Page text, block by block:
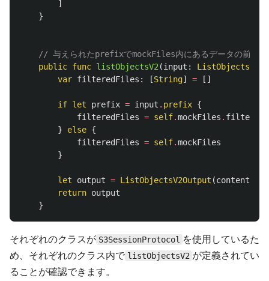
]
}
// 与えられたprefixでmockFiles内にあるデータの前方一
public func listObjectsV2 (input :
var filteredFiles : [String] = []
if let prefix = input . prefix {
filteredFiles = self.mockFiles . filter
}
else {
filteredFiles = self.mockFiles
}
let output = ListObjectsV2Output (contents
return output
}
それぞれのクラスが S3SessionProtocol を使用しているた
め、それぞれのクラス内で listObjectsV2 が定義されてい
ることが確認できます。